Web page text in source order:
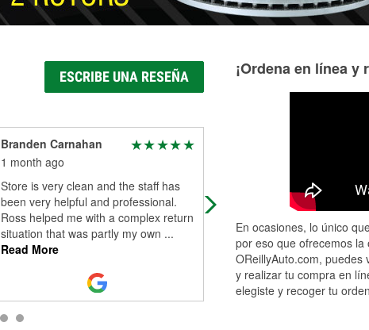
ESCRIBE UNA RESEÑA
Branden Carnahan
1 month ago
Store is very clean and the staff has
been very helpful and professional.
Ross helped me with a complex return
situation that was partly my own ...
Read More
They had everything I
went in for lug nuts and
enough for all four wheels.
guys... Read More
¡Ordena en línea
En ocasiones, lo único
por eso que ofrecemos
OReillyAuto.com, puedes
y realizar tu compra en
elegiste y recoger tu